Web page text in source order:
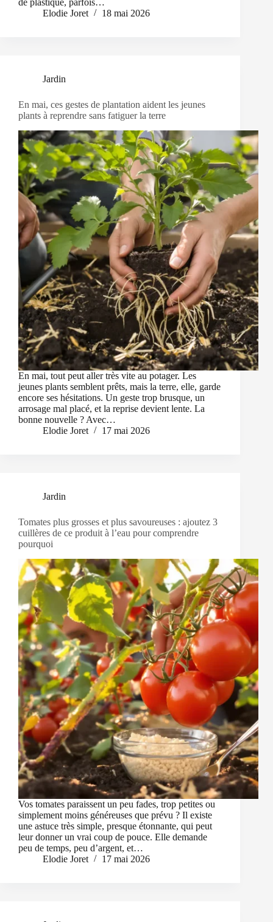
de plastique, parfois…
Elodie Joret
18 mai 2026
Jardin
En mai, ces gestes de plantation aident les jeunes
plants à reprendre sans fatiguer la terre
En mai, tout peut aller très vite au potager. Les
jeunes plants semblent prêts, mais la terre, elle, garde
encore ses hésitations. Un geste trop brusque, un
arrosage mal placé, et la reprise devient lente. La
bonne nouvelle ? Avec…
Elodie Joret
17 mai 2026
Jardin
Tomates plus grosses et plus savoureuses : ajoutez 3
cuillères de ce produit à l’eau pour comprendre
pourquoi
Vos tomates paraissent un peu fades, trop petites ou
simplement moins généreuses que prévu ? Il existe
une astuce très simple, presque étonnante, qui peut
leur donner un vrai coup de pouce. Elle demande
peu de temps, peu d’argent, et…
Elodie Joret
17 mai 2026